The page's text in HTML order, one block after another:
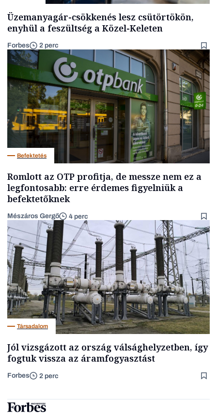
Üzemanyagár-csökkenés lesz csütörtökön,
enyhül a feszültség a Közel-Keleten
Forbes 2 perc
Befektetés
Romlott az OTP profitja, de messze nem ez a
legfontosabb: erre érdemes figyelniük a
befektetőknek
Mészáros Gergő 4 perc
Társadalom
Jól vizsgázott az ország válsághelyzetben, így
fogtuk vissza az áramfogyasztást
Forbes 2 perc